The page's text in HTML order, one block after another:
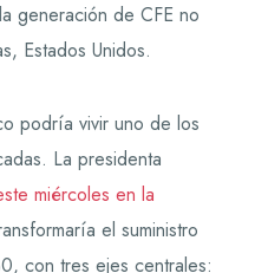
generación de CFE no
Estados Unidos.
podría vivir uno de los
La presidenta
miércoles en la
el suministro
con tres ejes centrales: